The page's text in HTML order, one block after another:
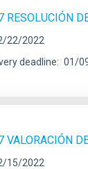
22/2022
deadline
01/
15/2022